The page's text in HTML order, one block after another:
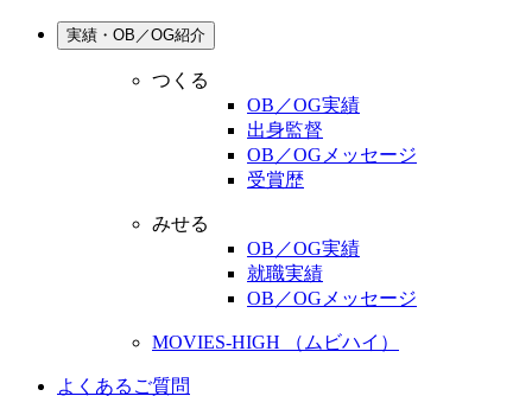
実績・OB／OG紹介
つくる
OB／OG実績
出身監督
OB／OGメッセージ
受賞歴
みせる
OB／OG実績
就職実績
OB／OGメッセージ
MOVIES-HIGH （ムビハイ）
よくあるご質問